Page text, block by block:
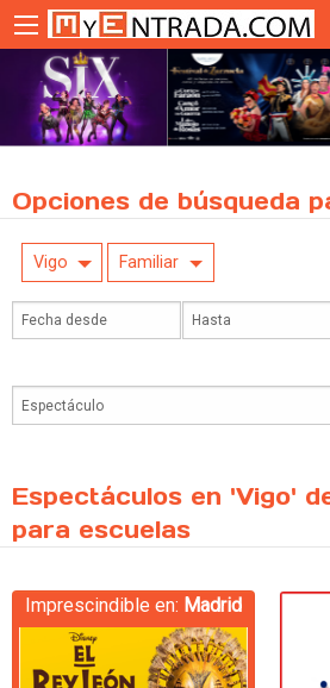
Opciones de búsqueda
Vigo Familiar
Espectáculos en 'Vigo'
para escuelas
Imprescindible en: Madrid